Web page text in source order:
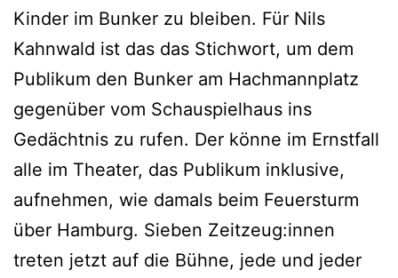
Kinder im Bunker zu bleiben. Für Nils
Kahnwald ist das das Stichwort, um dem
Publikum den Bunker am Hachmannplatz
gegenüber vom Schauspielhaus ins
Gedächtnis zu rufen. Der könne im Ernstfall
alle im Theater, das Publikum inklusive,
aufnehmen, wie damals beim Feuersturm
über Hamburg. Sieben Zeitzeug:innen
treten jetzt auf die Bühne, jede und jeder